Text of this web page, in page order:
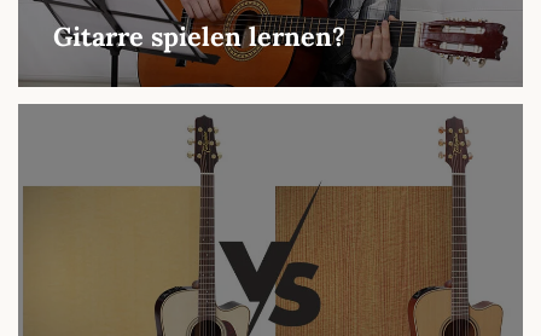
Gitarre spielen lernen?